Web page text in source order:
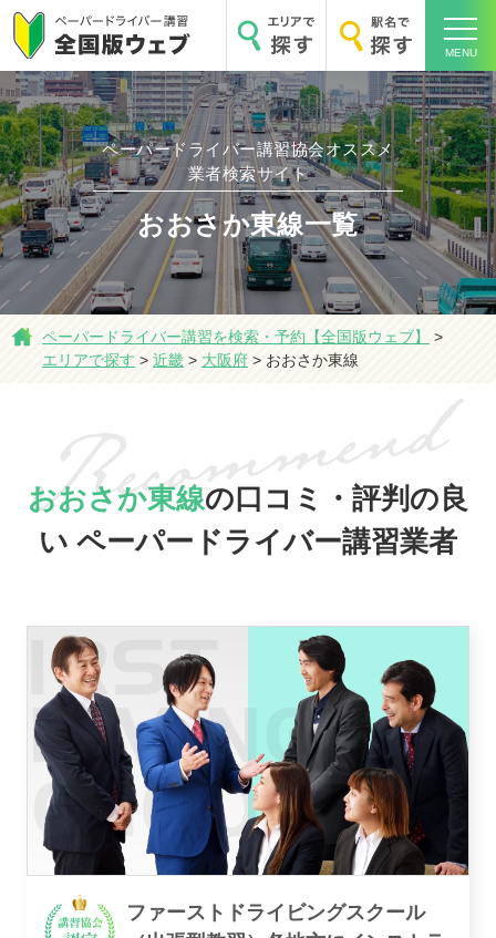
MENU
ホーム
エリアで探す
駅名で探す
おすすめ業者
講習トピックス
ペーパードライバー講習協会オススメ
業者検索サイト
おおさか東線一覧
ペーパードライバー講習を検索・予約【全国版ウェブ】
>
エリアで探す > 近畿 > 大阪府 > おおさか東線
おおさか東線の口コミ・評判の良
い ペーパードライバー講習業者
ファーストドライビングスクール